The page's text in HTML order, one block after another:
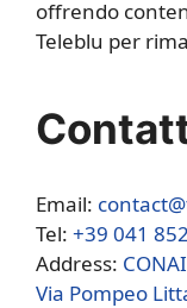
offrendo
Teleblu per
Email:
Tel: +39 041
Address:
Via Pompeo